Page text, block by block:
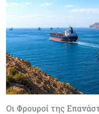
Οι Φρουροί της